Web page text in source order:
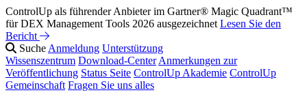
ControlUp als führender Anbieter im Gartner® Magic Quadrant™
für DEX Management Tools 2026 ausgezeichnet Lesen Sie den
Bericht
Suche Anmeldung Unterstützung
Wissenszentrum Download-Center Anmerkungen zur
Veröffentlichung Status Seite ControlUp Akademie ControlUp
Gemeinschaft Fragen Sie uns alles